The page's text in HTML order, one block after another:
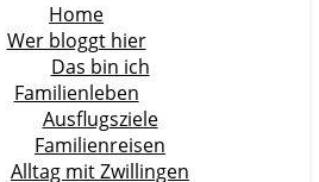
Home
Wer bloggt hier
Das bin ich
Familienleben
Ausflugsziele
Familienreisen
Alltag mit Zwillingen